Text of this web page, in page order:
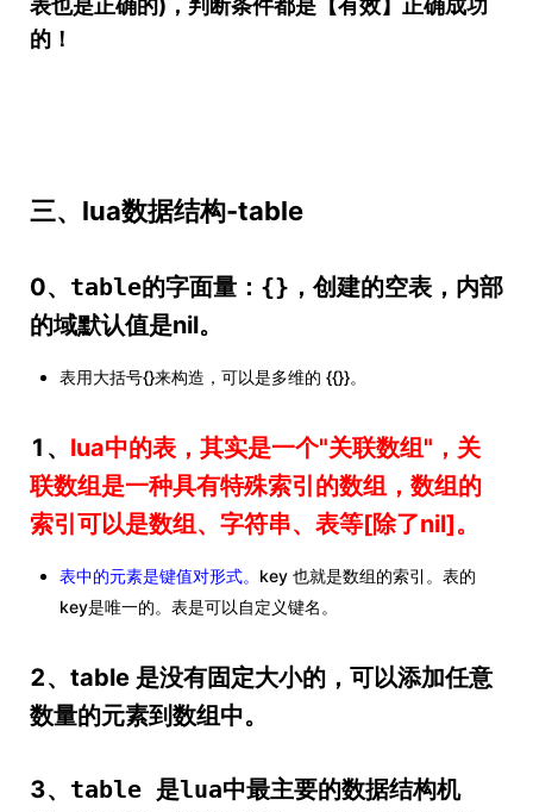
表也是正确的)，判断条件都是【有效】正确成功
的！
三、lua数据结构-table
0、 table的字面量：{} ，创建的空表，内部
的域默认值是nil。
表用大括号{}来构造，可以是多维的 {{}}。
1、 lua中的表，其实是一个"关联数组"，关
联数组是一种具有特殊索引的数组，数组的
索引可以是数组、字符串、表等[除了nil]。
表中的元素是键值对形式。 key 也就是数组的索引。表的
key是唯一的。表是可以自定义键名。
2、table 是没有固定大小的，可以添加任意
数量的元素到数组中。
3、 table 是lua中最主要的数据结构机